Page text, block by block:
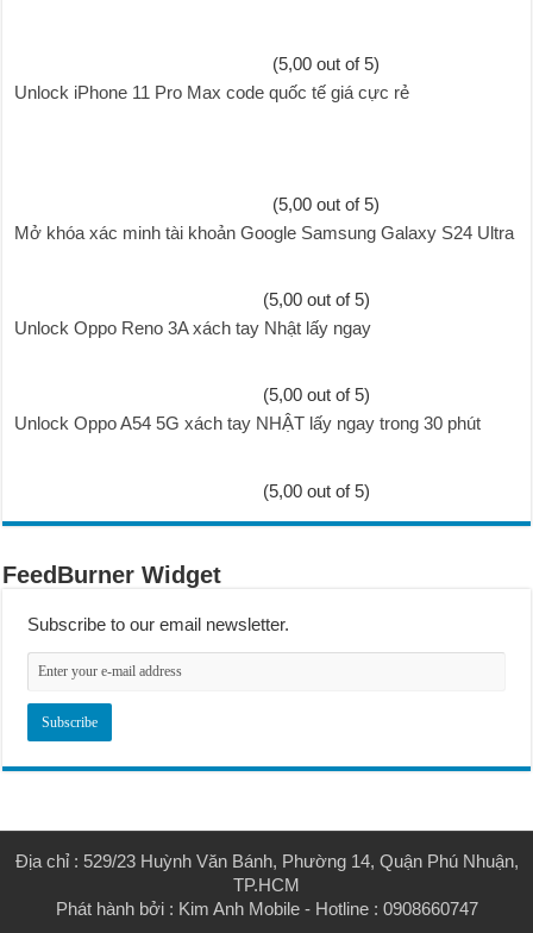
(5,00 out of 5)
Unlock iPhone 11 Pro Max code quốc tế giá cực rẻ
(5,00 out of 5)
Mở khóa xác minh tài khoản Google Samsung Galaxy S24 Ultra
(5,00 out of 5)
Unlock Oppo Reno 3A xách tay Nhật lấy ngay
(5,00 out of 5)
Unlock Oppo A54 5G xách tay NHẬT lấy ngay trong 30 phút
(5,00 out of 5)
FeedBurner Widget
Subscribe to our email newsletter.
Địa chỉ : 529/23 Huỳnh Văn Bánh, Phường 14, Quận Phú Nhuận,
TP.HCM
Phát hành bởi : Kim Anh Mobile- Hotline : 0908660747